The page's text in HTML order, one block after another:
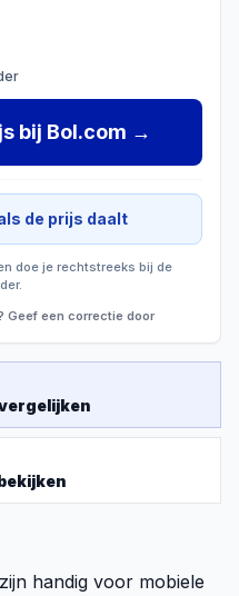
bij Bol.com →
de prijs daalt
doe je rechtstreeks bij de
Geef een correctie door
handig voor mobiele